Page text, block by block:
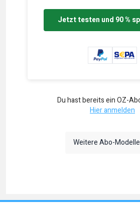
Jetzt testen und 90 %
Du hast bereits ein OZ-
Hier anmelden
Weitere Abo-Modelle